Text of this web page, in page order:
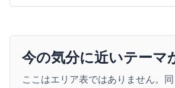
今の気分に近いテーマ
ここはエリア表ではありません。